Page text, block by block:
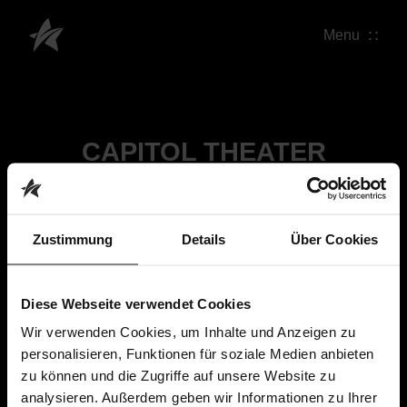
Zustimmung Details Über Cookies
Diese Webseite verwendet Cookies
Wir verwenden Cookies, um Inhalte und Anzeigen zu
personalisieren, Funktionen für soziale Medien anbieten
zu können und die Zugriffe auf unsere Website zu
analysieren. Außerdem geben wir Informationen zu Ihrer
Menu
CAPITOL THEATER